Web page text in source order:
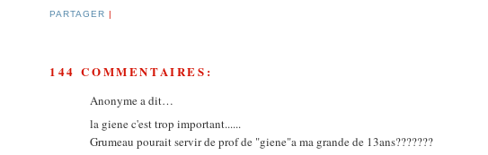
PARTAGER |
144 COMMENTAIRES:
Anonyme a dit…
la giene c'est trop important......
Grumeau pourait servir de prof de "giene"a ma grande de 13ans???????